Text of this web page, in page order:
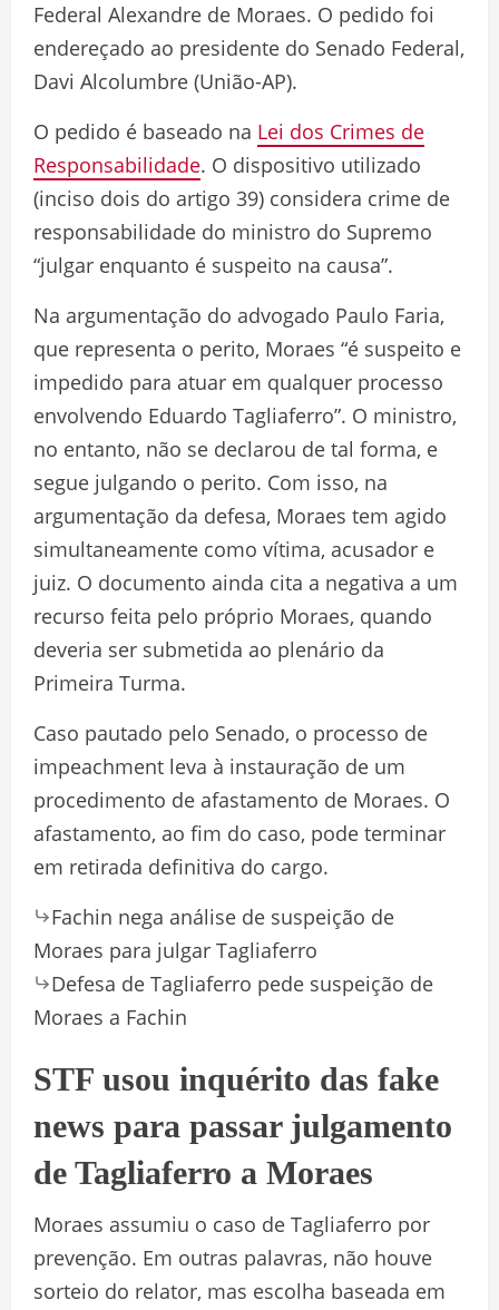
Federal Alexandre de Moraes. O pedido foi
endereçado ao presidente do Senado Federal,
Davi Alcolumbre (União-AP).
O pedido é baseado na Lei dos Crimes de
Responsabilidade. O dispositivo utilizado
(inciso dois do artigo 39) considera crime de
responsabilidade do ministro do Supremo
“julgar enquanto é suspeito na causa”.
Na argumentação do advogado Paulo Faria,
que representa o perito, Moraes “é suspeito e
impedido para atuar em qualquer processo
envolvendo Eduardo Tagliaferro”. O ministro,
no entanto, não se declarou de tal forma, e
segue julgando o perito. Com isso, na
argumentação da defesa, Moraes tem agido
simultaneamente como vítima, acusador e
juiz. O documento ainda cita a negativa a um
recurso feita pelo próprio Moraes, quando
deveria ser submetida ao plenário da
Primeira Turma.
Caso pautado pelo Senado, o processo de
impeachment leva à instauração de um
procedimento de afastamento de Moraes. O
afastamento, ao fim do caso, pode terminar
em retirada definitiva do cargo.
Fachin nega análise de suspeição de
Moraes para julgar Tagliaferro
Defesa de Tagliaferro pede suspeição de
Moraes a Fachin
STF usou inquérito das fake
news para passar julgamento
de Tagliaferro a Moraes
Moraes assumiu o caso de Tagliaferro por
prevenção. Em outras palavras, não houve
sorteio do relator, mas escolha baseada em